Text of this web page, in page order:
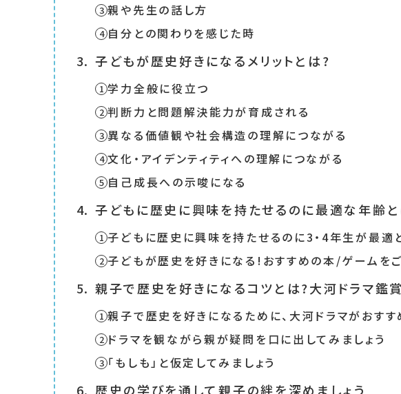
親や先生の話し方
自分との関わりを感じた時
子どもが歴史好きになるメリットとは?
学力全般に役立つ
判断力と問題解決能力が育成される
異なる価値観や社会構造の理解につながる
文化・アイデンティティへの理解につながる
自己成長への示唆になる
子どもに歴史に興味を持たせるのに最適な年齢
子どもに歴史に興味を持たせるのに3・4年生が最適
子どもが歴史を好きになる!おすすめの本/ゲームを
親子で歴史を好きになるコツとは?大河ドラマ鑑
親子で歴史を好きになるために、大河ドラマがおす
ドラマを観ながら親が疑問を口に出してみましょう
「もしも」と仮定してみましょう
歴史の学びを通して親子の絆を深めましょう